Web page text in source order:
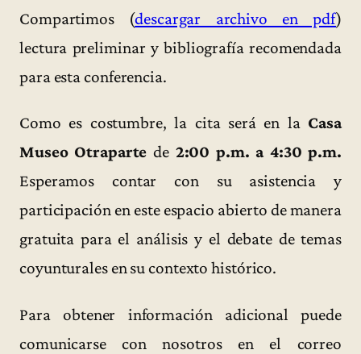
Compartimos (descargar archivo en pdf)
lectura preliminar y bibliografía recomendada
para esta conferencia.
Como es costumbre, la cita será en la Casa
Museo Otraparte de 2:00 p.m. a 4:30 p.m.
Esperamos contar con su asistencia y
participación en este espacio abierto de manera
gratuita para el análisis y el debate de temas
coyunturales en su contexto histórico.
Para obtener información adicional puede
comunicarse con nosotros en el correo